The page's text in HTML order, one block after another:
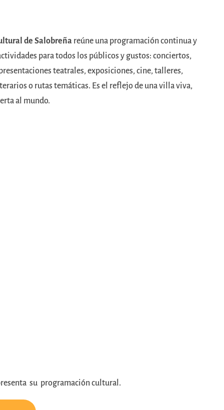
de Salobreña reúne una programación continua y
para todos los públicos y gustos: conciertos,
teatrales, exposiciones, cine, talleres,
o rutas temáticas. Es el reflejo de una villa viva,
al mundo.
su programación cultural.